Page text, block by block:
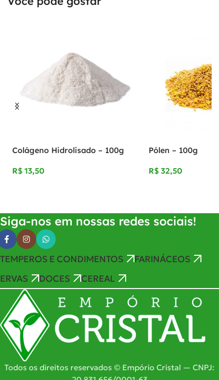
Colágeno Hidrolisado – 100g
R$
Pólen – 100g
R$
Siga-nos em nossas redes sociais!
TEMPEROS E CONDIMENTOS
FARINÁCEOS
ERVAS
DOCES CEREAL
Todos os direitos reservados © Empório Cristal — CNPJ: